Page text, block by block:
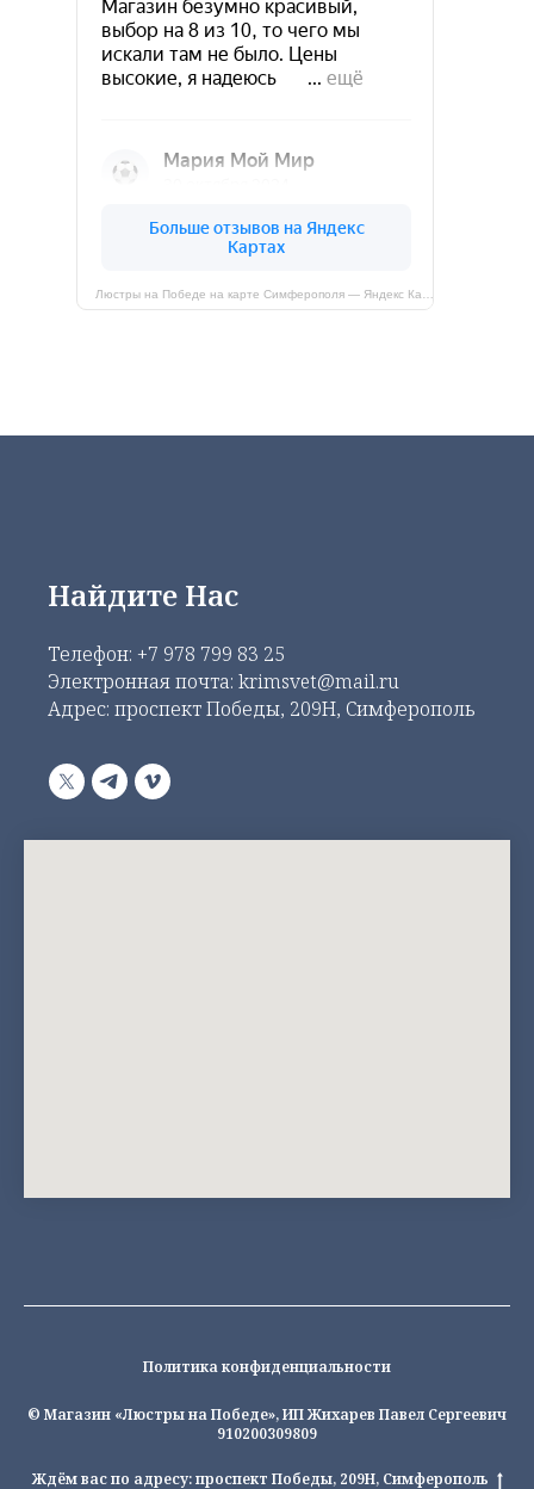
Найдите Нас
Телефон: +7 978 799 83 25
Электронная почта: krimsvet@mail.ru
Адрес: проспект Победы, 209Н, Симферополь
Политика конфиденциальности
© Магазин «Люстры на Победе», ИП Жихарев Павел Сергеевич
910200309809
Ждём вас по адресу: проспект Победы, 209Н, Симферополь